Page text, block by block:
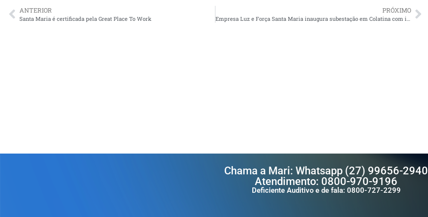
ANTERIOR
Santa Maria é certificada pela Great Place To Work
PRÓXIMO
Chama a Mari: Whatsapp (27) 99656-2940
Atendimento: 0800-970-9196
Deficiente Auditivo e de fala: 0800-727-2299